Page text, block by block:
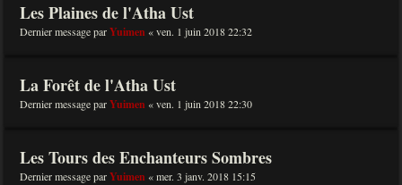
Les Plaines de l'Atha Ust
Dernier message parYuimen «ven. 1 juin 2018 22:32
La Forêt de l'Atha Ust
Dernier message parYuimen «ven. 1 juin 2018 22:30
Les Tours des Enchanteurs Sombres
Dernier message parYuimen «mer. 3 janv. 2018 15:15